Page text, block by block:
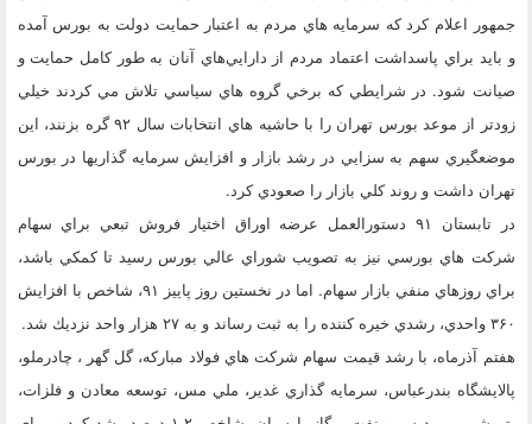
جمهور اعلام كرد كه سرمايه هاي مردم به اعتبار حمايت دولت به بورس آمده
و بايد براي پاسداشت اعتماد مردم از دارايي‌هاي آنان به طور كامل حمايت و
صيانت شود. در شرايطي كه برخي گروه هاي سياسي تلاش مي كردند خيلي
زودتر از موعد بورس تهران را با حاشيه هاي انتخابات سال ۹۲ گره بزنند، اين
موضعگيري سهم به سزايي در رشد بازار و افزايش سرمايه گذاريها در بورس
تهران داشت و روند كلي بازار را صعودي كرد.
در تابستان ۹۱ دستورالعمل عرضه اوراق اختيار فروش تبعي براي سهام
شركت هاي بورسي نيز به تصويب شوراي عالي بورس رسيد تا كمكي باشد،
براي روزهاي منفي بازار سهام. اما در نخستين روز پاييز ۹۱، شاخص با افزايش
۳۶۰ واحدي، رشدي خيره كننده را به ثبت رساند و به ۲۷ هزار واحد نزديك شد.
هفتم آذرماه، با رشد قيمت سهام شركت هاي فولاد مباركه، گل گهر ، چادرملو،
پالايشگاه بندرعباس، سرمايه گذاري غدير، ملي مس، توسعه معادن و فلزات،